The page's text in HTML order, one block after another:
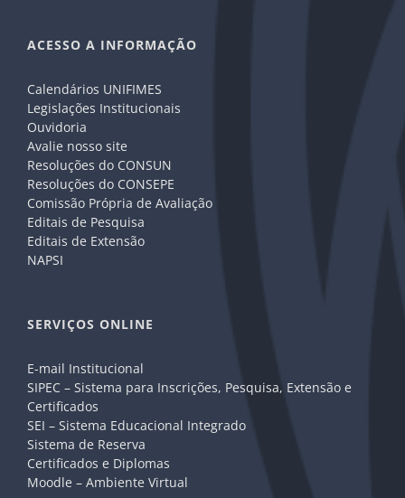
ACESSO A INFORMAÇÃO
Calendários UNIFIMES
Legislações Institucionais
Ouvidoria
Avalie nosso site
Resoluções do CONSUN
Resoluções do CONSEPE
Comissão Própria de Avaliação
Editais de Pesquisa
Editais de Extensão
NAPSI
SERVIÇOS ONLINE
E-mail Institucional
SIPEC – Sistema para Inscrições, Pesquisa, Extensão e
Certificados
SEI – Sistema Educacional Integrado
Sistema de Reserva
Certificados e Diplomas
Moodle – Ambiente Virtual